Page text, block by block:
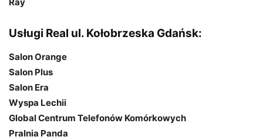
Usługi Real ul. Kołobrzeska Gdańsk:
Salon Orange
Salon Plus
Salon Era
Wyspa Lechii
Global Centrum Telefonów Komórkowych
Pralnia Panda